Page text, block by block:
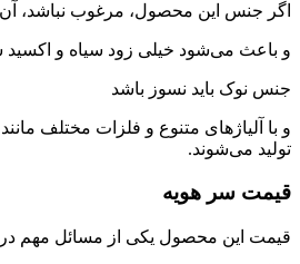
اگر جنس این محصول، مرغوب نباشد،
و باعث می‌شود خیلی زود سیاه و اکسید
جنس نوک باید نسوز باشد
و با آلیاژهای متنوع و فلزات مختلف
تولید می‌شوند.
قیمت سر هویه
قیمت این محصول یکی از مسائل مهم